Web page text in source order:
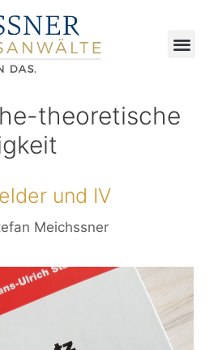
theoretische
und IV
Meichssner